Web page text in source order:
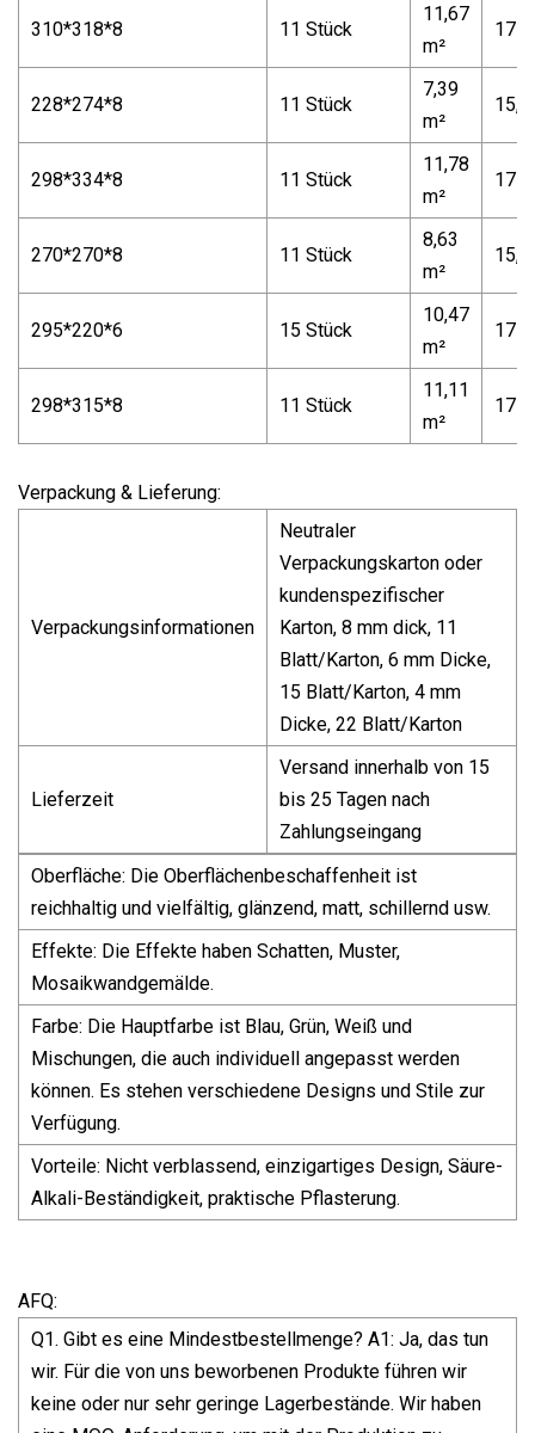
310*318*8 11 Stück
11,67
m²
17
228*274*8 11 Stück
7,39
m²
15,5
298*334*8 11 Stück
11,78
m²
17
270*270*8 11 Stück
8,63
m²
15,5
295*220*6 15 Stück
10,47
m²
17
298*315*8 11 Stück
11,11
m²
17
Verpackung & Lieferung:
Verpackungsinformationen
Neutraler
Verpackungskarton oder
kundenspezifischer
Karton, 8 mm dick, 11
Blatt/Karton, 6 mm Dicke,
15 Blatt/Karton, 4 mm
Dicke, 22 Blatt/Karton
Lieferzeit
Versand innerhalb von 15
bis 25 Tagen nach
Zahlungseingang
Oberfläche: Die Oberflächenbeschaffenheit ist
reichhaltig und vielfältig, glänzend, matt, schillernd usw.
Effekte: Die Effekte haben Schatten, Muster,
Mosaikwandgemälde.
Farbe: Die Hauptfarbe ist Blau, Grün, Weiß und
Mischungen, die auch individuell angepasst werden
können. Es stehen verschiedene Designs und Stile zur
Verfügung.
Vorteile: Nicht verblassend, einzigartiges Design, Säure-
Alkali-Beständigkeit, praktische Pflasterung.
AFQ:
Q1. Gibt es eine Mindestbestellmenge? A1: Ja, das tun
wir. Für die von uns beworbenen Produkte führen wir
keine oder nur sehr geringe Lagerbestände. Wir haben